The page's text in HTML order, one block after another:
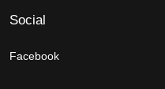
Social
Facebook